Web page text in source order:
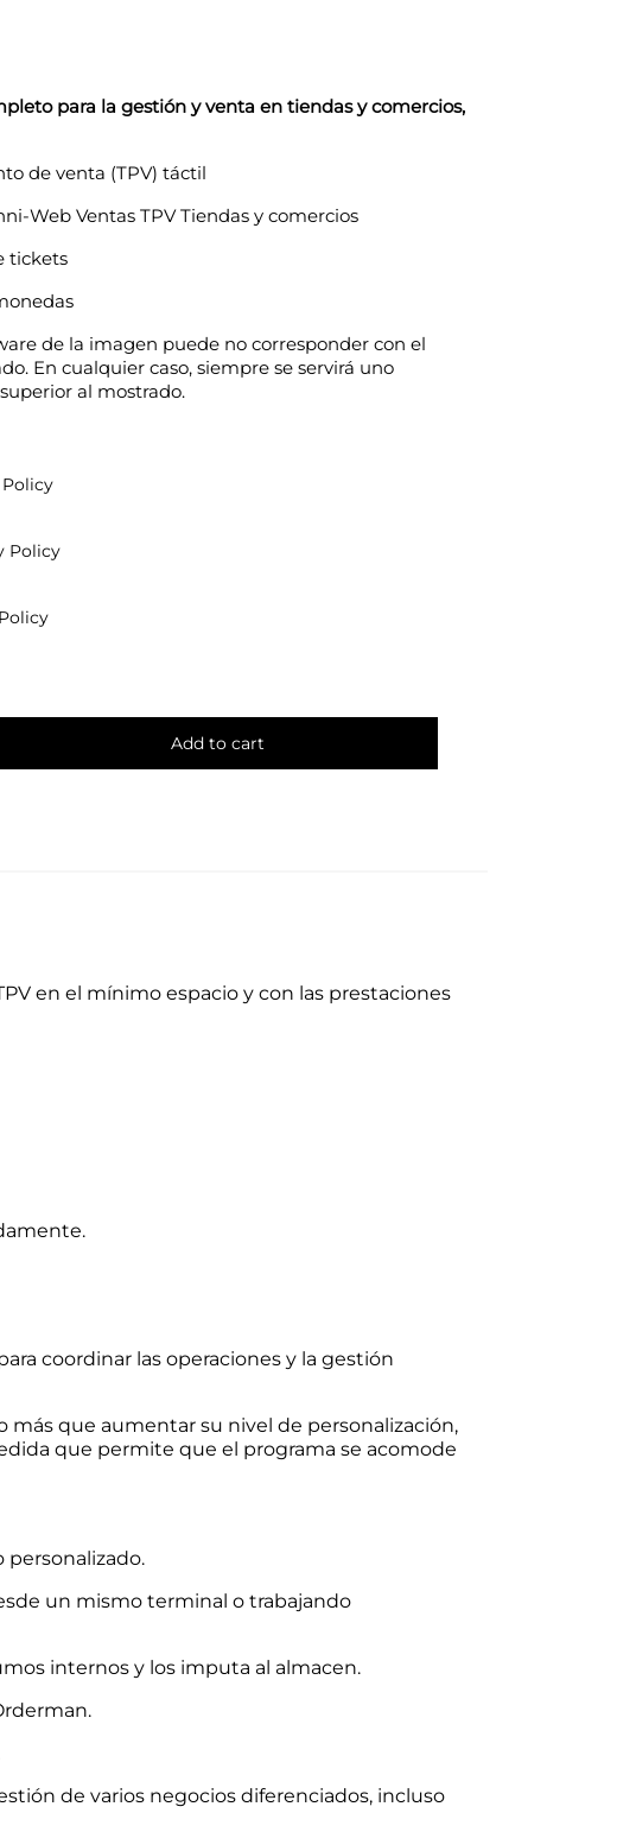
para la gestión y venta en tiendas y comercios,
de venta (TPV) táctil
Web Ventas TPV Tiendas y comercios
tickets
de la imagen puede no corresponder con el
En cualquier caso, siempre se servirá uno
al mostrado.
Policy
Add to cart
en el mínimo espacio y con las prestaciones
coordinar las operaciones y la gestión
que aumentar su nivel de personalización,
que permite que el programa se acomode
personalizado.
un mismo terminal o trabajando
internos y los imputa al almacen.
de varios negocios diferenciados, incluso